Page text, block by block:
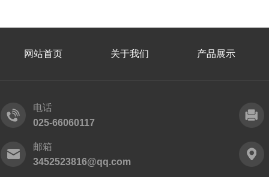
网站首页 关于我们 产品展示
电话
025-66060117
邮箱
3452523816@qq.com